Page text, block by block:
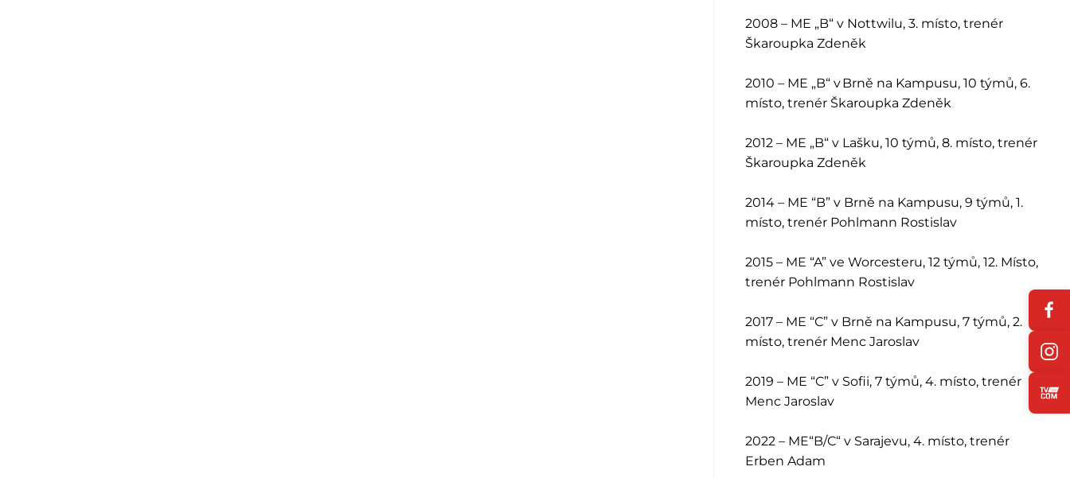
2008 – ME „B“ v Nottwilu, 3. místo, trenér
Škaroupka Zdeněk
2010 – ME „B“ v Brně na Kampusu, 10 týmů, 6.
místo, trenér Škaroupka Zdeněk
2012 – ME „B“ v Lašku, 10 týmů, 8. místo, trenér
Škaroupka Zdeněk
2014 – ME “B” v Brně na Kampusu, 9 týmů, 1.
místo, trenér Pohlmann Rostislav
2015 – ME “A” ve Worcesteru, 12 týmů, 12. Místo,
trenér Pohlmann Rostislav
2017 – ME “C” v Brně na Kampusu, 7 týmů, 2.
místo, trenér Menc Jaroslav
2019 – ME “C” v Sofii, 7 týmů, 4. místo, trenér
Menc Jaroslav
2022 – ME“B/C“ v Sarajevu, 4. místo, trenér
Erben Adam